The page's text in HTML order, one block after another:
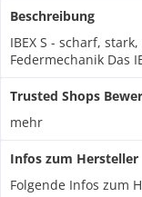
Beschreibung
IBEX S - scharf,
Federmechanik Das
Trusted Shops
mehr
Infos zum Hersteller
Folgende Infos zum